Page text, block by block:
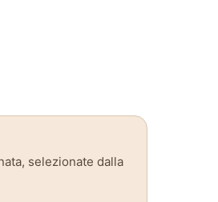
selezionate dalla